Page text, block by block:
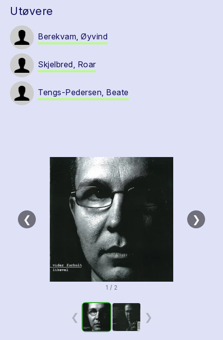
Utøvere
Berekvam, Øyvind
Skjelbred, Roar
Tengs-Pedersen, Beate
❮ ❯
1 / 2
❮ ❯